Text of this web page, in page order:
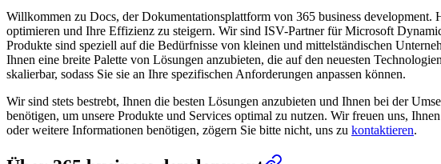
Willkommen zu Docs, der Dokumentationsplattform von 365 business
optimieren und Ihre Effizienz zu steigern. Wir sind ISV-Partner für Microsoft
Produkte sind speziell auf die Bedürfnisse von kleinen und mittelständischen
Ihnen eine breite Palette von Lösungen anzubieten, die auf den neuesten
skalierbar, sodass Sie sie an Ihre spezifischen Anforderungen anpassen können.
Wir sind stets bestrebt, Ihnen die besten Lösungen anzubieten und Ihnen bei der
benötigen, um unsere Produkte und Services optimal zu nutzen. Wir freuen uns,
oder weitere Informationen benötigen, zögern Sie bitte nicht, uns zu kontaktieren.